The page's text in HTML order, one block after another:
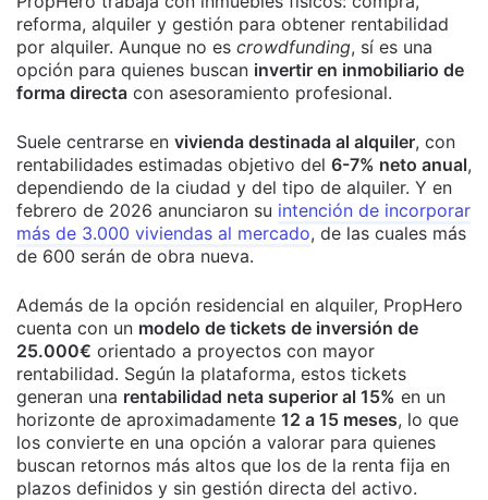
reforma, alquiler y gestión para obtener rentabilidad
por alquiler. Aunque no es crowdfunding, sí es una
opción para quienes buscan invertir en inmobiliario de
forma directa con asesoramiento profesional.
Suele centrarse en vivienda destinada al alquiler, con
rentabilidades estimadas objetivo del 6-7% neto anual,
dependiendo de la ciudad y del tipo de alquiler. Y en
febrero de 2026 anunciaron su intención de incorporar
más de 3.000 viviendas al mercado, de las cuales más
de 600 serán de obra nueva.
Además de la opción residencial en alquiler, PropHero
cuenta con un modelo de tickets de inversión de
25.000€ orientado a proyectos con mayor
rentabilidad. Según la plataforma, estos tickets
generan una rentabilidad neta superior al 15% en un
horizonte de aproximadamente 12 a 15 meses, lo que
los convierte en una opción a valorar para quienes
buscan retornos más altos que los de la renta fija en
plazos definidos y sin gestión directa del activo.